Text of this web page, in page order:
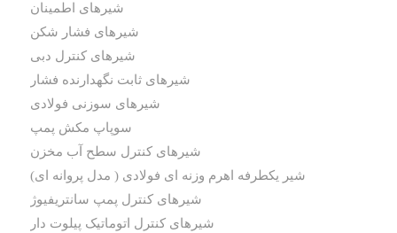
شیرهای اطمینان
شیرهای فشار شکن
شیرهای کنترل دبی
شیرهای ثابت نگهدارنده فشار
شیرهای سوزنی فولادی
سوپاپ مکش پمپ
شیرهای کنترل سطح آب مخزن
شیر یکطرفه اهرم وزنه ای فولادی ( مدل پروانه ای)
شیرهای کنترل پمپ سانتریفیوژ
شیرهای کنترل اتوماتیک پیلوت دار